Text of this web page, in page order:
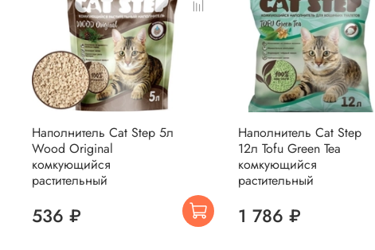
Наполнитель Cat Step 5л
Wood Original
комкующийся
растительный
536 ₽
Наполнитель Cat Step
12л Tofu Green Tea
комкующийся
растительный
1 786 ₽